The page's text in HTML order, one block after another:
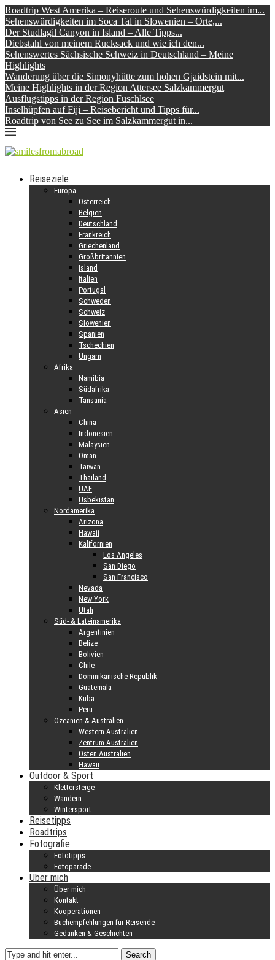
Roadtrip West Amerika – Reiseroute und Sehenswürdigkeiten im...
Sehenswürdigkeiten im Soca Tal in Slowenien – Orte,...
Der Studlagil Canyon in Island – Alle Tipps...
Diebstahl von meinem Rucksack und wie ich den...
Sehenswertes Sächsische Schweiz in Deutschland – Meine
Highlights
Wanderung über die Simonyhütte zum hohen Gjaidstein mit...
Meine Highlights in der Region Attersee Salzkammergut
Ausflugstipps in der Region Fuschlsee
Inselhüpfen auf Fiji – Reisebericht und Tipps für...
Roadtrip von See zu See im Salzkammergut in...
Reiseziele
Europa
Österreich
Belgien
Deutschland
Frankreich
Griechenland
Großbritannien
Island
Italien
Portugal
Schweden
Schweiz
Slowenien
Spanien
Tschechien
Ungarn
Afrika
Namibia
Südafrika
Tansania
Asien
China
Indonesien
Malaysien
Oman
Taiwan
Thailand
UAE
Usbekistan
Nordamerika
Arizona
Hawaii
Kalifornien
Los Angeles
San Diego
San Francisco
Nevada
New York
Utah
Süd- & Lateinamerika
Argentinien
Belize
Bolivien
Chile
Dominikanische Republik
Guatemala
Kuba
Peru
Ozeanien & Australien
Western Australien
Zentrum Australien
Osten Australien
Hawaii
Outdoor & Sport
Klettersteige
Wandern
Wintersport
Reisetipps
Roadtrips
Fotografie
Fototipps
Fotoparade
Über mich
Über mich
Kontakt
Kooperationen
Buchempfehlungen für Reisende
Gedanken & Geschichten
Search